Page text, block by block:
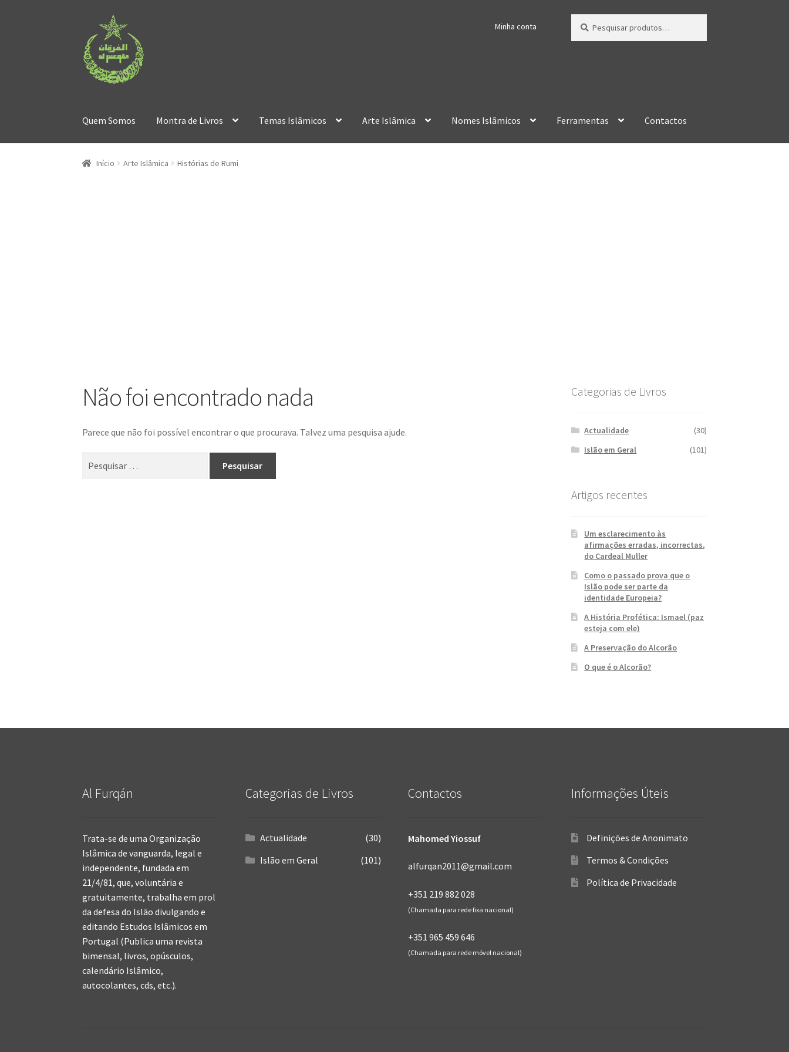
para
a
navegação
para
o
conteúdo
Minha conta
por:
Quem Somos Montra de Livros Temas Islâmicos Arte Islâmica Nomes Islâmicos Ferramentas Contactos
Início Arte Islâmica Histórias de Rumi
Não foi encontrado nada
Parece que não foi possível encontrar o que procurava. Talvez uma pesquisa ajude.
Categorias de Livros
Actualidade
(30)
Islão em Geral
(101)
Artigos recentes
Um esclarecimento às
afirmações erradas, incorrectas,
do Cardeal Muller
Como o passado prova que o
Islão pode ser parte da
identidade Europeia?
A História Profética: Ismael (paz
esteja com ele)
A Preservação do Alcorão
O que é o Alcorão?
Al Furqán
Trata-se de uma Organização
Islâmica de vanguarda, legal e
independente, fundada em
21/4/81, que, voluntária e
gratuitamente, trabalha em prol
da defesa do Islão divulgando e
editando Estudos Islâmicos em
Portugal (Publica uma revista
bimensal, livros, opúsculos,
calendário Islâmico,
autocolantes, cds, etc.).
Categorias de Livros
Actualidade
(30)
Islão em Geral
(101)
Contactos
Mahomed Yiossuf
alfurqan2011@gmail.com
+351 219 882 028
(Chamada para rede fixa nacional)
+351 965 459 646
(Chamada para rede móvel nacional)
Informações Úteis
Definições de Anonimato
Termos & Condições
Política de Privacidade